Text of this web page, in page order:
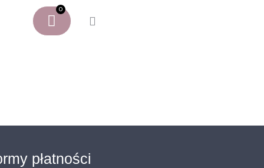
0
płatności